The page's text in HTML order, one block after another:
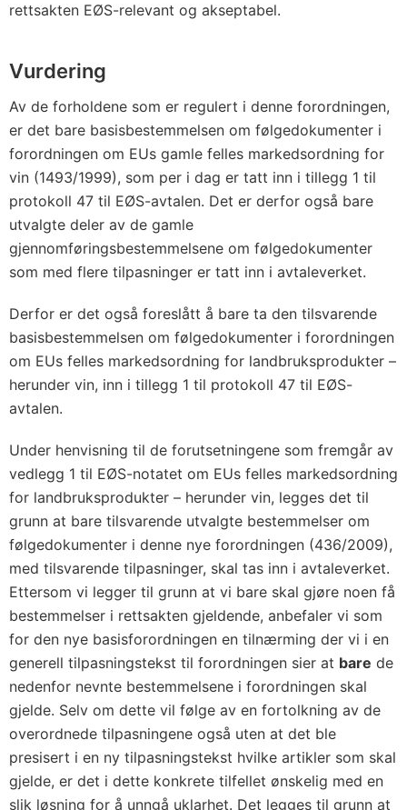
rettsakten EØS-relevant og akseptabel.
Vurdering
Av de forholdene som er regulert i denne forordningen,
er det bare basisbestemmelsen om følgedokumenter i
forordningen om EUs gamle felles markedsordning for
vin (1493/1999), som per i dag er tatt inn i tillegg 1 til
protokoll 47 til EØS-avtalen. Det er derfor også bare
utvalgte deler av de gamle
gjennomføringsbestemmelsene om følgedokumenter
som med flere tilpasninger er tatt inn i avtaleverket.
Derfor er det også foreslått å bare ta den tilsvarende
basisbestemmelsen om følgedokumenter i forordningen
om EUs felles markedsordning for landbruksprodukter –
herunder vin, inn i tillegg 1 til protokoll 47 til EØS-
avtalen.
Under henvisning til de forutsetningene som fremgår av
vedlegg 1 til EØS-notatet om EUs felles markedsordning
for landbruksprodukter – herunder vin, legges det til
grunn at bare tilsvarende utvalgte bestemmelser om
følgedokumenter i denne nye forordningen (436/2009),
med tilsvarende tilpasninger, skal tas inn i avtaleverket.
Ettersom vi legger til grunn at vi bare skal gjøre noen få
bestemmelser i rettsakten gjeldende, anbefaler vi som
for den nye basisforordningen en tilnærming der vi i en
generell tilpasningstekst til forordningen sier at bare de
nedenfor nevnte bestemmelsene i forordningen skal
gjelde. Selv om dette vil følge av en fortolkning av de
overordnede tilpasningene også uten at det ble
presisert i en ny tilpasningstekst hvilke artikler som skal
gjelde, er det i dette konkrete tilfellet ønskelig med en
slik løsning for å unngå uklarhet. Det legges til grunn at